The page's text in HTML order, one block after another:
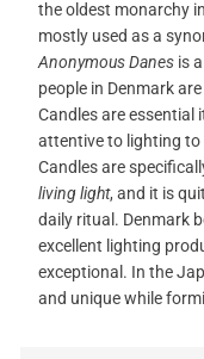
the oldest monarchy
mostly used as a
Anonymous Danesis a
people in Denmark
Candles are essential
attentive to lighting
Candles are
living light, and it is
daily ritual. Denmark
excellent lighting
exceptional. In the
and unique while